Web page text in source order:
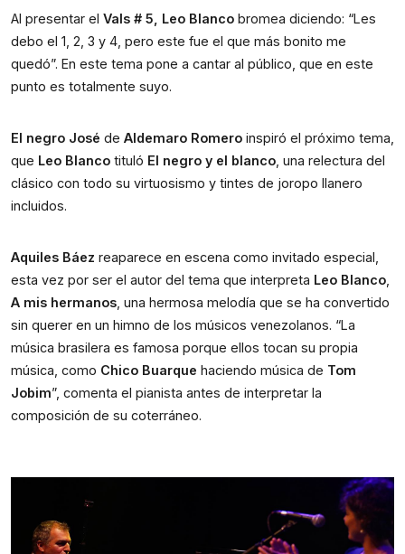
Al presentar el Vals # 5, Leo Blanco bromea diciendo: “Les
debo el 1, 2, 3 y 4, pero este fue el que más bonito me
quedó”. En este tema pone a cantar al público, que en este
punto es totalmente suyo.
El negro José de Aldemaro Romero inspiró el próximo tema,
que Leo Blanco tituló El negro y el blanco , una relectura del
clásico con todo su virtuosismo y tintes de joropo llanero
incluidos.
Aquiles Báez reaparece en escena como invitado especial,
esta vez por ser el autor del tema que interpreta Leo Blanco
A mis hermanos , una hermosa melodía que se ha convertido
sin querer en un himno de los músicos venezolanos. “La
música brasilera es famosa porque ellos tocan su propia
música, como Chico Buarque haciendo música de Tom
Jobim”, comenta el pianista antes de interpretar la
composición de su coterráneo.